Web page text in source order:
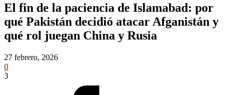
El fin de la paciencia de Islamabad: por
qué Pakistán decidió atacar Afganistán y
qué rol juegan China y Rusia
27 febrero, 2026
0
3